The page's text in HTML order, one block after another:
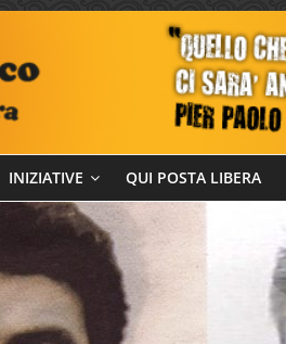
INIZIATIVE QUI POSTA LIBERA